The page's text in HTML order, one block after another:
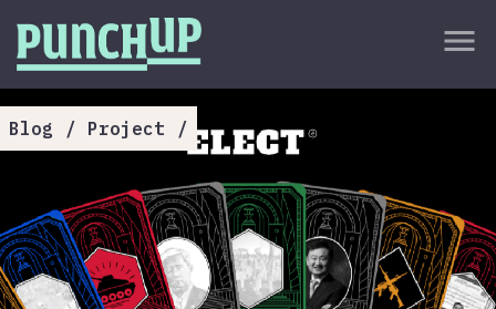
Skip to content
menu
close
About
Service
Article
ลับด้านบน
Blog / Project /